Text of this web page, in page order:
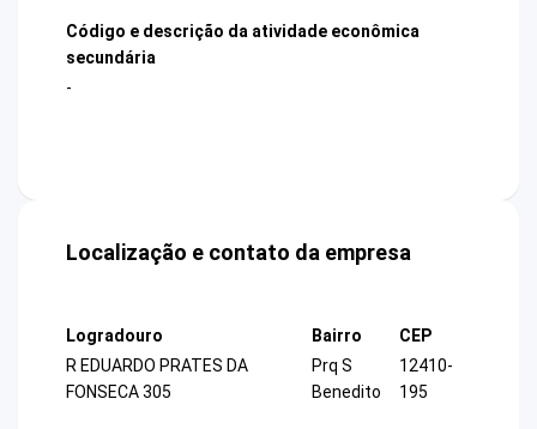
Código e descrição da atividade econômica
secundária
-
Localização e contato da empresa
Logradouro
R EDUARDO PRATES DA
FONSECA 305
Bairro
Prq S
Benedito
CEP
12410-
195